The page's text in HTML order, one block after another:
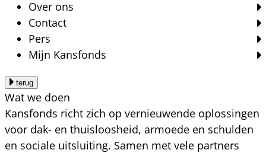
Over ons
Contact
Pers
Mijn Kansfonds
terug
Wat we doen
Kansfonds richt zich op vernieuwende oplossingen
voor dak- en thuisloosheid, armoede en schulden
en sociale uitsluiting. Samen met vele partners